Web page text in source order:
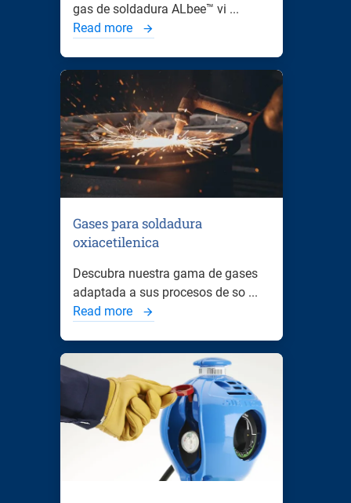
gas de soldadura ALbee™ vi ...
Read more
Gases para soldadura
oxiacetilenica
Descubra nuestra gama de gases
adaptada a sus procesos de so ...
Read more